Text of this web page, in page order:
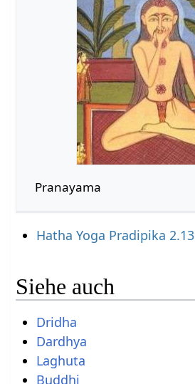
Pranayama
Hatha Yoga Pradipika 2.13
Siehe auch
Dridha
Dardhya
Laghuta
Buddhi